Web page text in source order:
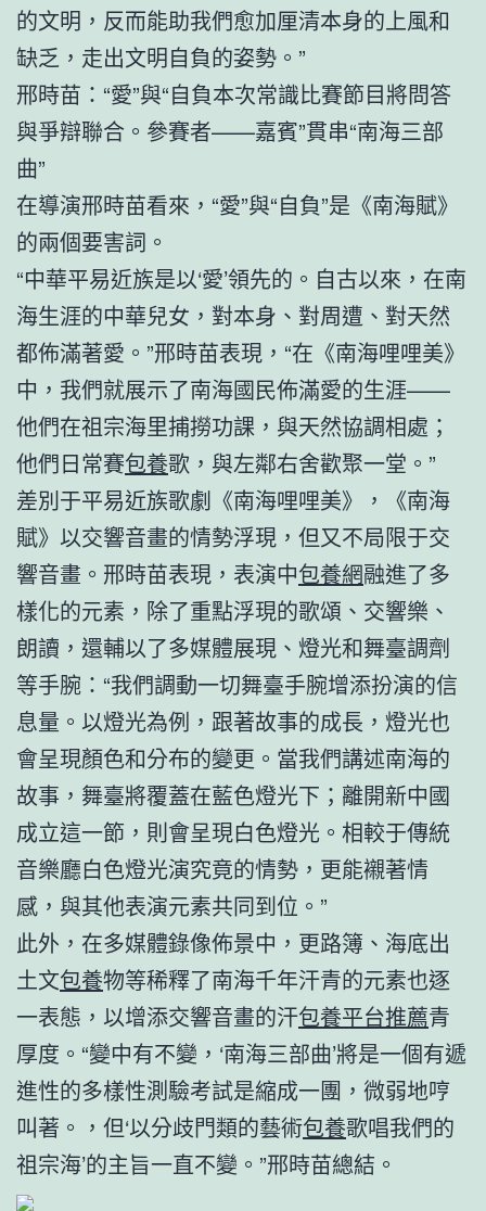
的文明，反而能助我們愈加厘清本身的上風和
缺乏，走出文明自負的姿勢。”
邢時苗：“愛”與“自負本次常識比賽節目將問答
與爭辯聯合。參賽者——嘉賓”貫串“南海三部
曲”
在導演邢時苗看來，“愛”與“自負”是《南海賦》
的兩個要害詞。
“中華平易近族是以‘愛’領先的。自古以來，在南
海生涯的中華兒女，對本身、對周遭、對天然
都佈滿著愛。”邢時苗表現，“在《南海哩哩美》
中，我們就展示了南海國民佈滿愛的生涯——
他們在祖宗海里捕撈功課，與天然協調相處；
他們日常賽包養歌，與左鄰右舍歡聚一堂。”
差別于平易近族歌劇《南海哩哩美》，《南海
賦》以交響音畫的情勢浮現，但又不局限于交
響音畫。邢時苗表現，表演中包養網融進了多
樣化的元素，除了重點浮現的歌頌、交響樂、
朗讀，還輔以了多媒體展現、燈光和舞臺調劑
等手腕：“我們調動一切舞臺手腕增添扮演的信
息量。以燈光為例，跟著故事的成長，燈光也
會呈現顏色和分布的變更。當我們講述南海的
故事，舞臺將覆蓋在藍色燈光下；離開新中國
成立這一節，則會呈現白色燈光。相較于傳統
音樂廳白色燈光演究竟的情勢，更能襯著情
感，與其他表演元素共同到位。”
此外，在多媒體錄像佈景中，更路簿、海底出
土文包養物等稀釋了南海千年汗青的元素也逐
一表態，以增添交響音畫的汗包養平台推薦青
厚度。“變中有不變，‘南海三部曲’將是一個有遞
進性的多樣性測驗考試是縮成一團，微弱地哼
叫著。，但‘以分歧門類的藝術包養歌唱我們的
祖宗海’的主旨一直不變。”邢時苗總結。